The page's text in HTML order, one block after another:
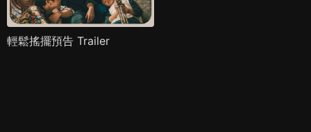
輕鬆搖擺預告 Trailer